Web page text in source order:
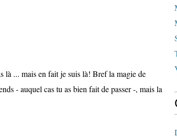
là ... mais en fait je suis là! Bref la magie de
- auquel cas tu as bien fait de passer -, mais la